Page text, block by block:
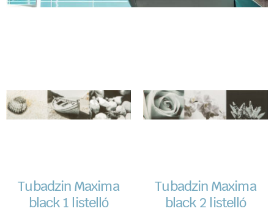
Tubadzin Maxima
black 1 listelló
Tubadzin Maxima
black 2 listelló